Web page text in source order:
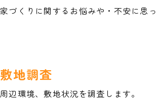
家づくりに関するお悩みや・不安に思
敷地調査
周辺環境、敷地状況を調査します。